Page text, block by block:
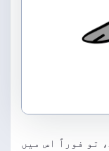
تو فوراً اس میں